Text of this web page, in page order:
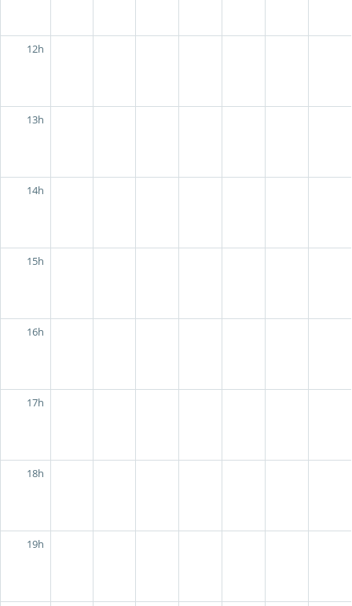
12h
13h
14h
15h
16h
17h
18h
19h